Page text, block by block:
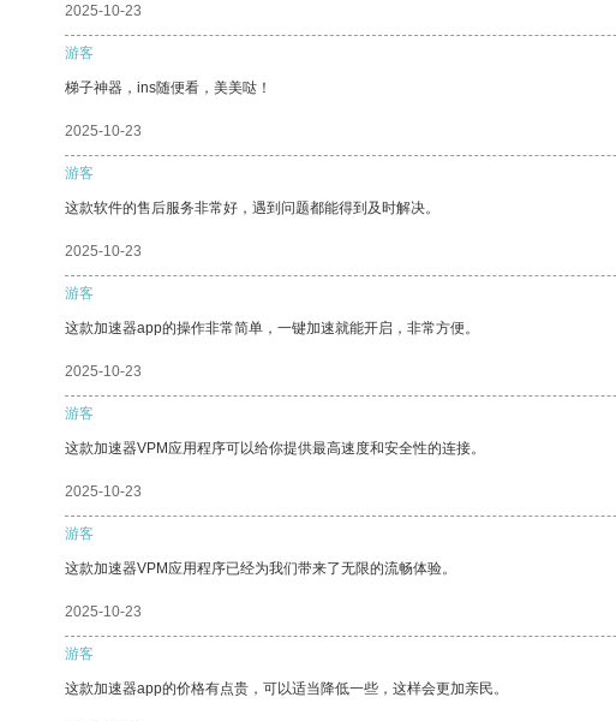
2025-10-23
游客
梯子神器，ins随便看，美美哒！
2025-10-23
游客
这款软件的售后服务非常好，遇到问题都能得到及时解决。
2025-10-23
游客
这款加速器app的操作非常简单，一键加速就能开启，非常方便。
2025-10-23
游客
这款加速器VPM应用程序可以给你提供最高速度和安全性的连接。
2025-10-23
游客
这款加速器VPM应用程序已经为我们带来了无限的流畅体验。
2025-10-23
游客
这款加速器app的价格有点贵，可以适当降低一些，这样会更加亲民。